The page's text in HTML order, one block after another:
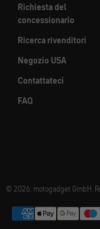
Richiesta del
concessionario
Ricerca rivenditori
Negozio USA
Contattateci
FAQ
© 2026, motogadget GmbH.